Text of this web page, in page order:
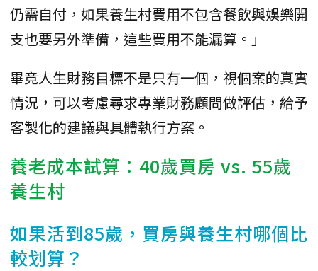
仍需自付，如果養生村費用不包含餐飲與娛樂開
支也要另外準備，這些費用不能漏算。」
畢竟人生財務目標不是只有一個，視個案的真實
情況，可以考慮尋求專業財務顧問做評估，給予
客製化的建議與具體執行方案。
養老成本試算：40歲買房 vs. 55歲
養生村
如果活到85歲，買房與養生村哪個比
較划算？